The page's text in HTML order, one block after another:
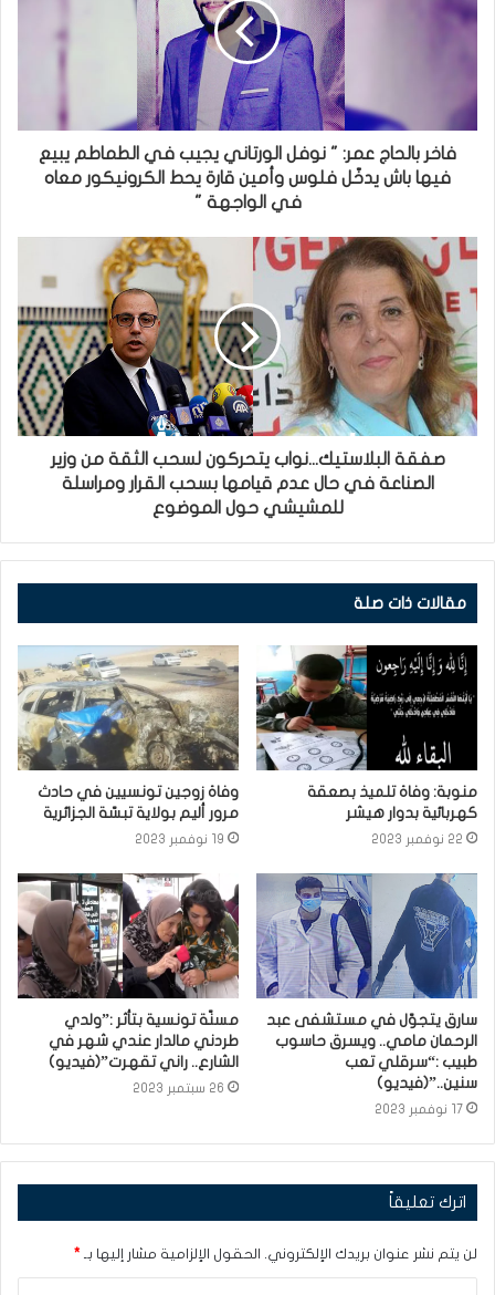
فاخر بالحاج عمر: " نوفل الورتاني يجيب في الطماطم يبيع
فيها باش يدخّل فلوس وأمين قارة يحط الكرونيكور معاه
في الواجهة "
صفقة البلاستيك...نواب يتحركون لسحب الثقة من وزير
الصناعة في حال عدم قيامها بسحب القرار ومراسلة
للمشيشي حول الموضوع
مقالات ذات صلة
منوبة: وفاة تلميذ بصعقة
كهربائية بدوار هيشر
22 نوفمبر 2023
وفاة زوجين تونسيين في حادث
مرور أليم بولاية تبسّة الجزائرية
19 نوفمبر 2023
سارق يتجوّل في مستشفى عبد
الرحمان مامي.. ويسرق حاسوب
طبيب :“سرقلي تعب
سنين..”(فيديو)
17 نوفمبر 2023
مسنّة تونسية بتأثر :”ولدي
طردني مالدار عندي شهر في
الشارع.. راني تقهرت”(فيديو)
26 سبتمبر 2023
اترك تعليقاً
لن يتم نشر عنوان بريدك الإلكتروني. الحقول الإلزامية مشار إليها بـ *